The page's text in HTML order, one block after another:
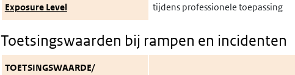
Exposure Level
tijdens professionele toepassing
Toetsingswaarden bij rampen en incidenten
TOETSINGSWAARDE/